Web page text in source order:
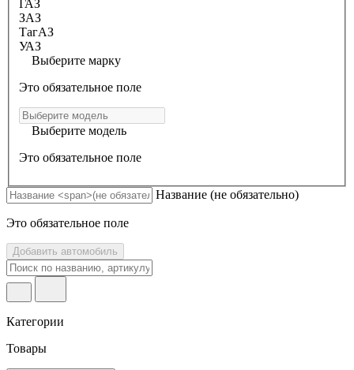
ГАЗ
ЗАЗ
ТагАЗ
УАЗ
Выберите марку
Это обязательное поле
Выберите модель
Это обязательное поле
Название (не обязательно)
Это обязательное поле
Добавить автомобиль
Категории
Товары